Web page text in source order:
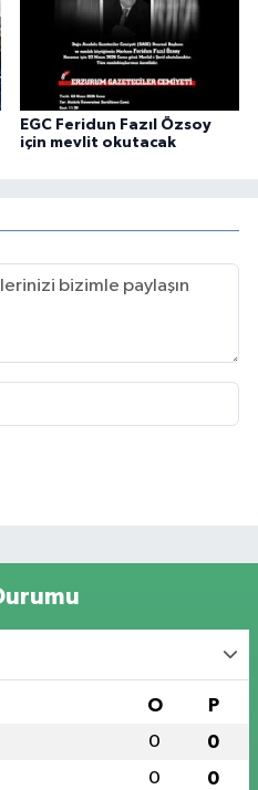
EGC Feridun Fazıl Özsoy
için mevlit okutacak
O P
0 0
0 0